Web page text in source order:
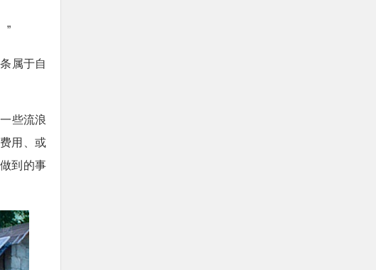
”
属于自
些流浪
用、或
到的事